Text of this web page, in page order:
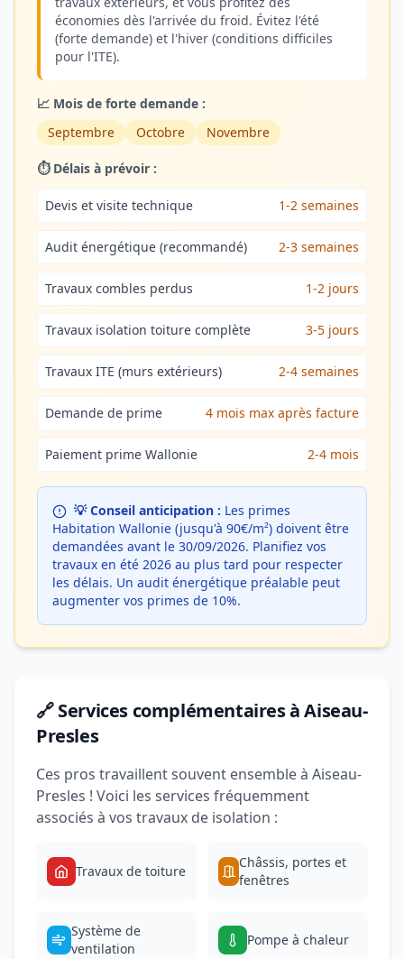
économies dès l'arrivée du froid. Évitez l'été
(forte demande) et l'hiver (conditions difficiles
pour l'ITE).
📈 Mois de forte demande :
Septembre
Octobre Novembre
⏱️ Délais à prévoir :
Devis et visite technique 1-2 semaines
Audit énergétique (recommandé) 2-3 semaines
Travaux combles perdus 1-2 jours
Travaux isolation toiture complète 3-5 jours
Travaux ITE (murs extérieurs) 2-4 semaines
Demande de prime 4 mois max après facture
Paiement prime Wallonie 2-4 mois
💡 Conseil anticipation : Les primes
Habitation Wallonie (jusqu'à 90€/m²) doivent être
demandées avant le 30/09/2026. Planifiez vos
travaux en été 2026 au plus tard pour respecter
les délais. Un audit énergétique préalable peut
augmenter vos primes de 10%.
🔗 Services complémentaires à Aiseau-
Presles
Ces pros travaillent souvent ensemble à Aiseau-
Presles ! Voici les services fréquemment
associés à vos travaux de isolation :
Travaux de toiture
Châssis, portes et
fenêtres
Système de
ventilation
Pompe à chaleur